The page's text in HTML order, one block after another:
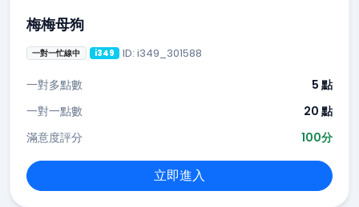
梅梅母狗
一對一忙線中 i349 ID: i349_301588
一對多點數
5 點
一對一點數
20 點
滿意度評分
100分
立即進入